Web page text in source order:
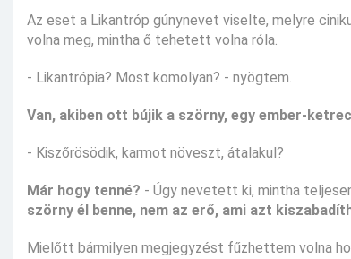
Az eset a Likantróp gúnynevet viselte, melyre
volna meg, mintha ő tehetett volna róla.
- Likantrópia? Most komolyan? - nyögtem.
Van, akiben ott bújik a szörny, egy ember-
- Kiszőrösödik, karmot növeszt, átalakul?
Már hogy tenné? - Úgy nevetett ki, mintha
szörny él benne, nem az erő, ami azt
Mielőtt bármilyen megjegyzést fűzhettem volna